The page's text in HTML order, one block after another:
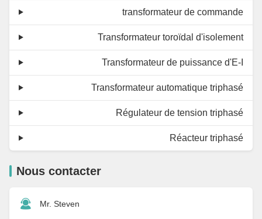
transformateur de commande
Transformateur toroïdal d'isolement
Transformateur de puissance d'E-I
Transformateur automatique triphasé
Régulateur de tension triphasé
Réacteur triphasé
Nous contacter
Mr. Steven